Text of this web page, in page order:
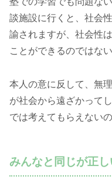
談施設に行くと、社会
諭されますが、社会性
ことができるのではな
本人の意に反して、無
が社会から遠ざかって
では考えてもらえない
みんなと同じが正